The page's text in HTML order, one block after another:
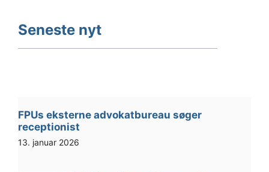
Seneste nyt
FPUs eksterne advokatbureau søger
receptionist
13. januar 2026